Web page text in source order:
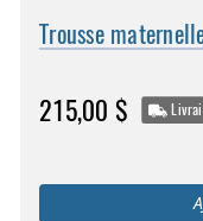
Trousse
215,00 $